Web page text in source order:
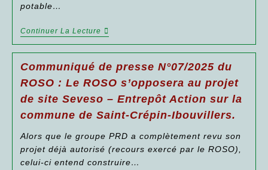
La
Commune
D’Oursel-
En
Qualité
De
Personne
Publique
Responsable
De
Distribution
De
potable…
Continuer La LectureCommuniqué
Du
ROSO
: La
Communauté
Communes
Pays
De
Valois,
Le
Communiqué de presse N°07/2025 du
ROSO : Le ROSO s’opposera au projet
de site Seveso – Entrepôt Action sur la
commune de Saint-Crépin-Ibouvillers.
Alors que le groupe PRD a complètement revu son
projet déjà autorisé (recours exercé par le ROSO),
celui-ci entend construire…